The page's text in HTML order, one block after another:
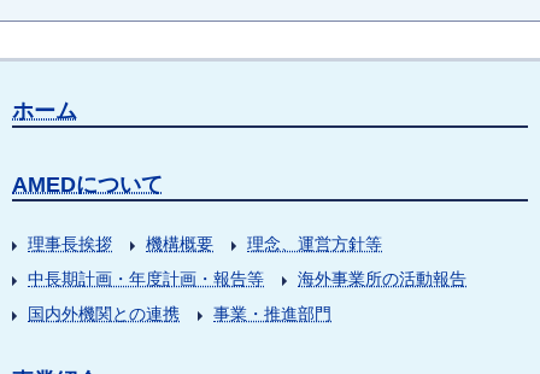
ホーム
AMEDについて
理事長挨拶 機構概要
理念、運営方針等
中長期計画・年度計画・報告等
海外事業所の活動報告
国内外機関との連携
事業・推進部門